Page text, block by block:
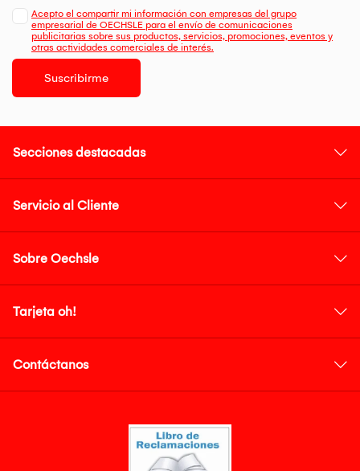
Acepto el compartir mi información con empresas del grupo
empresarial de OECHSLE para el envío de comunicaciones
publicitarias sobre sus productos, servicios, promociones, eventos y
otras actividades comerciales de interés.
Suscribirme
Secciones destacadas
Servicio al Cliente
Sobre Oechsle
Tarjeta oh!
Contáctanos